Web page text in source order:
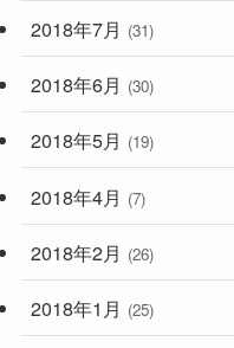
2018年7月 (31)
2018年6月 (30)
2018年5月 (19)
2018年4月 (7)
2018年2月 (26)
2018年1月 (25)